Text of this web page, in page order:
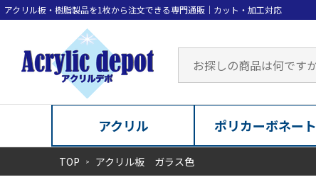
アクリル ポリカーボネート
TOP アクリル板 ガラス色